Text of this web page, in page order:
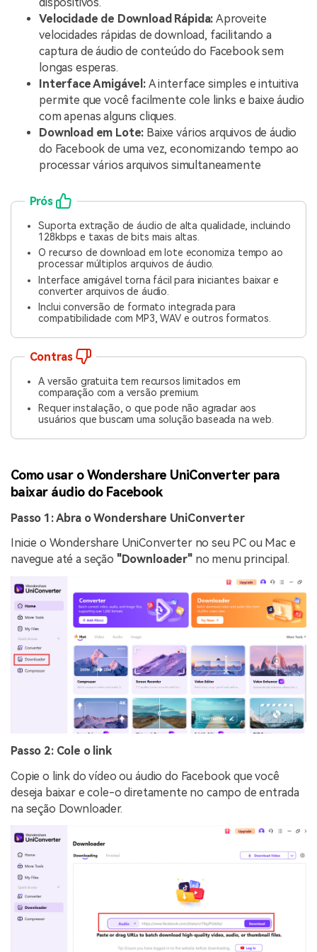
Velocidade de Download Rápida:Aproveite
velocidades rápidas de download, facilitando a
captura de áudio de conteúdo do Facebook sem
longas esperas.
Interface Amigável: A interface simples e intuitiva
permite que você facilmente cole links e baixe áudio
com apenas alguns cliques.
Download em Lote: Baixe vários arquivos de áudio
do Facebook de uma vez, economizando tempo ao
processar vários arquivos simultaneamente
Prós
Suporta extração de áudio de alta qualidade, incluindo
128kbps e taxas de bits mais altas.
O recurso de download em lote economiza tempo ao
processar múltiplos arquivos de áudio.
Interface amigável torna fácil para iniciantes baixar e
converter arquivos de áudio.
Inclui conversão de formato integrada para
compatibilidade com MP3, WAV e outros formatos.
Contras
A versão gratuita tem recursos limitados em
comparação com a versão premium.
Requer instalação, o que pode não agradar aos
usuários que buscam uma solução baseada na web.
Como usar o Wondershare UniConverter para
baixar áudio do Facebook
Passo 1: Abra o Wondershare UniConverter
Inicie o Wondershare UniConverter no seu PC ou Mac e
navegue até a seção "Downloader"no menu principal.
Passo 2: Cole o link
Copie o link do vídeo ou áudio do Facebook que você
deseja baixar e cole-o diretamente no campo de entrada
na seção Downloader.